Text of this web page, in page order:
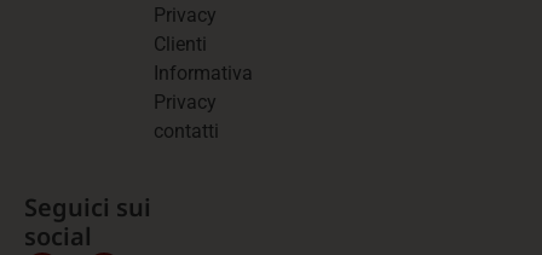
Privacy
Clienti
Informativa
Privacy
contatti
Seguici sui
social